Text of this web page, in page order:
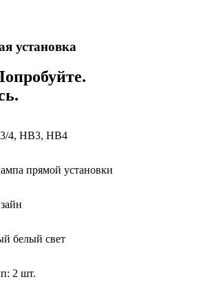
установка
4, HB3, HB4
прямой установки
белый свет
2 шт.